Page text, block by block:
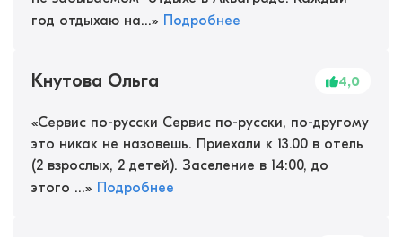
год отдыхаю на...» Подробнее
Кнутова Ольга 4,0
«Сервис по-русски Сервис по-русски, по-другому
это никак не назовешь. Приехали к 13.00 в отель
(2 взрослых, 2 детей). Заселение в 14:00, до
этого ...» Подробнее